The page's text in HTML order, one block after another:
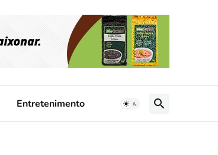
Entretenimento